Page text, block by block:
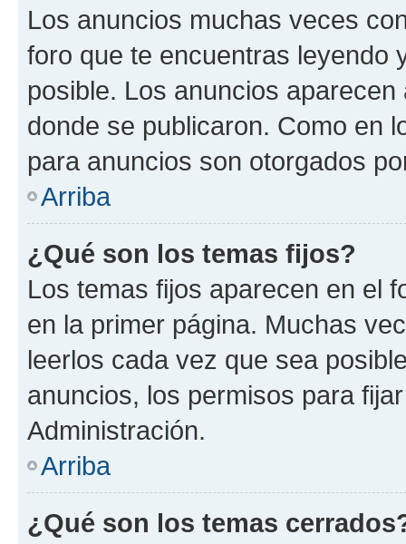
Los anuncios muchas veces
foro que te encuentras leyendo
posible. Los anuncios
donde se publicaron. Como en
para anuncios son otorgados
Arriba
¿Qué son los temas fijos?
Los temas fijos aparecen en el
en la primer página. Muchas
leerlos cada vez que sea
anuncios, los permisos para
Administración.
Arriba
¿Qué son los temas